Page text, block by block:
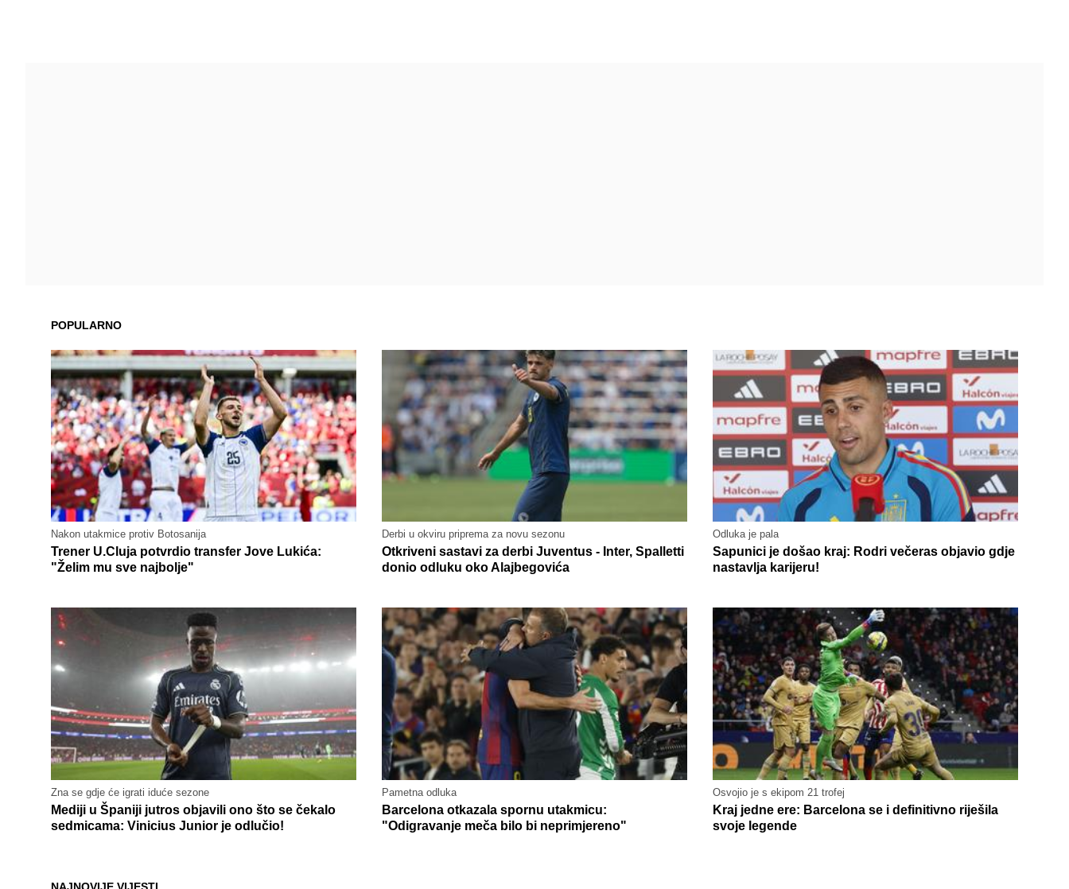
POPULARNO
Nakon utakmice protiv Botosanija
Trener U.Cluja potvrdio transfer Jove Lukića:
"Želim mu sve najbolje"
Derbi u okviru priprema za novu sezonu
Otkriveni sastavi za derbi Juventus - Inter, Spalletti
donio odluku oko Alajbegovića
Odluka je pala
Sapunici je došao kraj: Rodri večeras objavio gdje
nastavlja karijeru!
Zna se gdje će igrati iduće sezone
Mediji u Španiji jutros objavili ono što se čekalo
sedmicama: Vinicius Junior je odlučio!
Pametna odluka
Barcelona otkazala spornu utakmicu:
"Odigravanje meča bilo bi neprimjereno"
Osvojio je s ekipom 21 trofej
Kraj jedne ere: Barcelona se i definitivno riješila
svoje legende
NAJNOVIJE VIJESTI